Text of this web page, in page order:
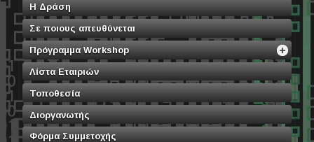
Η Δράση
Σε ποιους απευθύνεται
Πρόγραμμα Workshop
Λίστα Εταιριών
Τοποθεσία
Διοργανωτής
Φόρμα Συμμετοχής